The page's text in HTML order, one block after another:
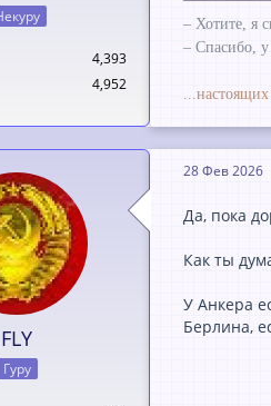
4,393
4,952
– Хотите, я
– Спасибо, у
FLY
Гуру
28 Фев 2026
Да, пока
Как ты
У Анкера
Берлина,